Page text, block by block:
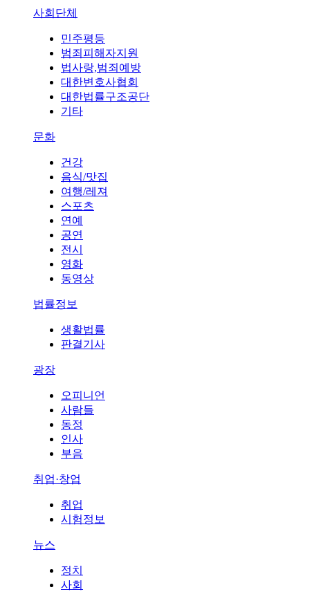
사회단체
민주평등
범죄피해자지원
법사랑,범죄예방
대한변호사협회
대한법률구조공단
기타
문화
건강
음식/맛집
여행/레져
스포츠
연예
공연
전시
영화
동영상
법률정보
생활법률
판결기사
광장
오피니언
사람들
동정
인사
부음
취업·창업
취업
시험정보
뉴스
정치
사회